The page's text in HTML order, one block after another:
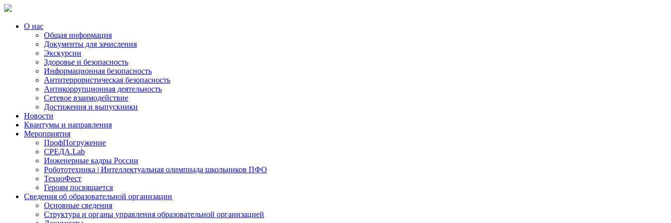
О нас
Общая информация
Документы для зачисления
Экскурсии
Здоровье и безопасность
Информационная безопасность
Антитеррористическая безопасность
Антикоррупционная деятельность
Сетевое взаимодействие
Достижения и выпускники
Новости
Квантумы и направления
Мероприятия
ПрофПогружение
СРЕДА.Lab
Инженерные кадры России
Робототехника | Интеллектуальная олимпиада школьников ПФО
ТехноФест
Героям посвящается
Сведения об образовательной организации
Основные сведения
Структура и органы управления образовательной организацией